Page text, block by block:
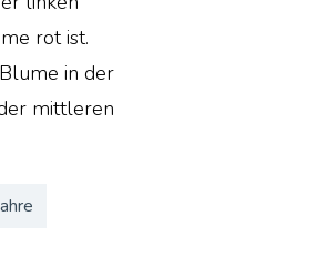
rot ist.
in der
mittleren